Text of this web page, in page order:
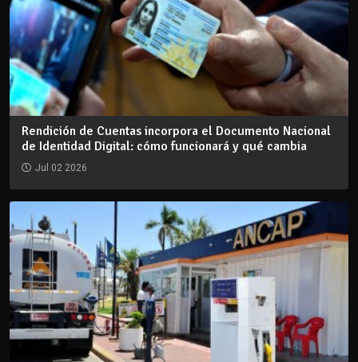
Rendición de Cuentas incorpora el Documento Nacional
de Identidad Digital: cómo funcionará y qué cambia
Jul 02 2026